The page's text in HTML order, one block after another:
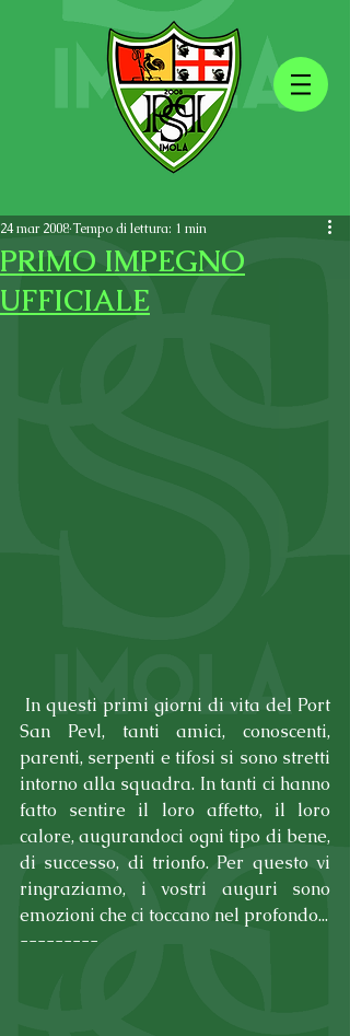
PRIMO IMPEGNO
UFFICIALE
24 mar 2008Tempo di lettura: 1 min
San Pevl, tanti amici, conoscenti,
parenti, serpenti e tifosi si sono stretti
intorno alla squadra. In tanti ci hanno
fatto sentire il loro affetto, il loro
calore, augurandoci ogni tipo di bene,
di successo, di trionfo. Per questo vi
ringraziamo, i vostri auguri sono
emozioni che ci toccano nel profondo...
---------